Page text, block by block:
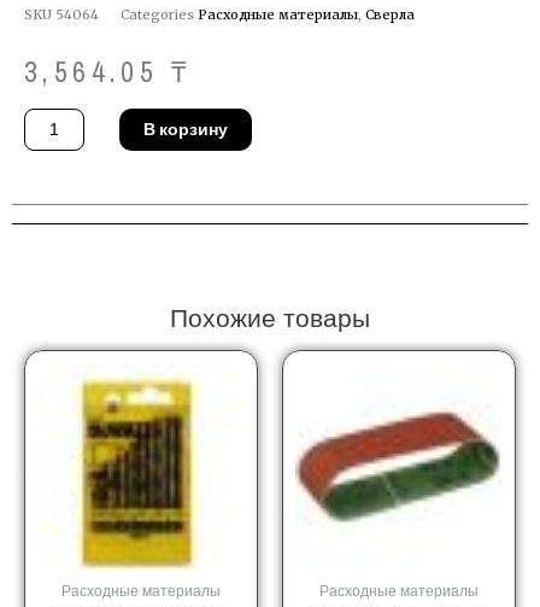
SKU 54064 Categories Расходные материалы, Сверла
3,564.05 ₸
Количество
товара
Сверло
В корзину
Похожие товары
Расходные материалы Расходные материалы